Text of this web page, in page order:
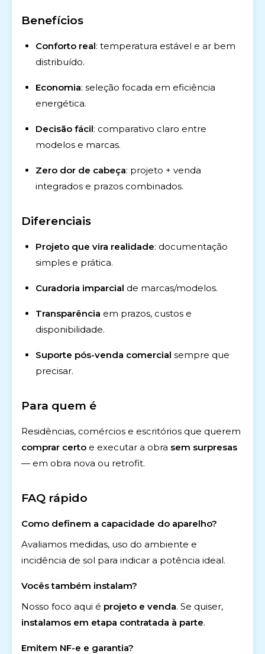
Benefícios
Conforto real: temperatura estável e ar bem
distribuído.
Economia: seleção focada em eficiência
energética.
Decisão fácil: comparativo claro entre
modelos e marcas.
Zero dor de cabeça: projeto + venda
integrados e prazos combinados.
Diferenciais
Projeto que vira realidade: documentação
simples e prática.
Curadoria imparcial de marcas/modelos.
Transparência em prazos, custos e
disponibilidade.
Suporte pós-venda comercial sempre que
precisar.
Para quem é
Residências, comércios e escritórios que querem
comprar certo e executar a obra sem surpresas
— em obra nova ou retrofit.
FAQ rápido
Como definem a capacidade do aparelho?
Avaliamos medidas, uso do ambiente e
incidência de sol para indicar a potência ideal.
Vocês também instalam?
Nosso foco aqui é projeto e venda. Se quiser,
instalamos em etapa contratada à parte.
Emitem NF-e e garantia?